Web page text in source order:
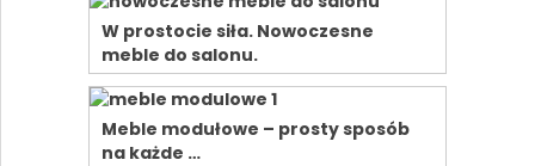
W prostocie siła. Nowoczesne
meble do salonu.
Meble modułowe – prosty sposób
na każde …